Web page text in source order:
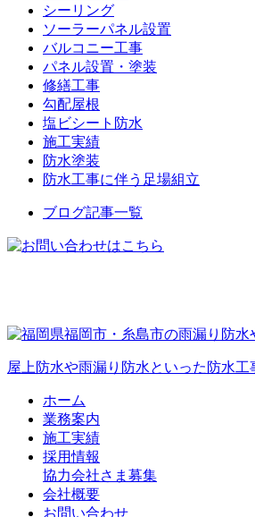
シーリング
ソーラーパネル設置
バルコニー工事
パネル設置・塗装
修繕工事
勾配屋根
塩ビシート防水
施工実績
防水塗装
防水工事に伴う足場組立
ブログ記事一覧
屋上防水や雨漏り防水といった防水
ホーム
業務案内
施工実績
採用情報
協力会社さま募集
会社概要
お問い合わせ